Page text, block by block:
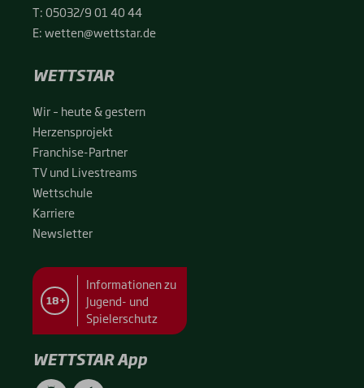
T:05032/9 01 40 44
E:wetten@wettstar.de
WETTSTAR
Wir – heu­te & ges­tern
Her­zens­pro­jekt
Fran­chise-Par­t­­ner
TV und Live­streams
Wett­schu­le
Kar­rie­re
News­let­ter
18+
Informationen zu
Jugend- und
Spielerschutz
WETTSTAR App